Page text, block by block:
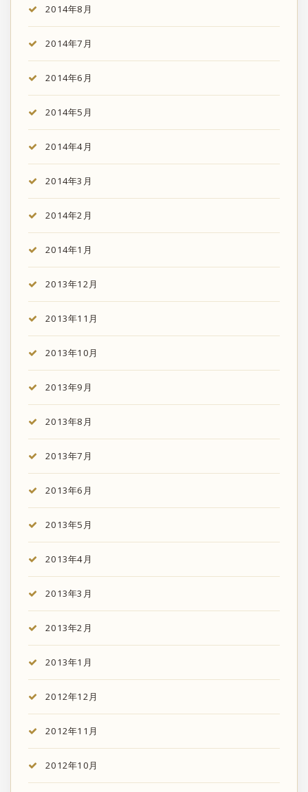
2014年8月
2014年7月
2014年6月
2014年5月
2014年4月
2014年3月
2014年2月
2014年1月
2013年12月
2013年11月
2013年10月
2013年9月
2013年8月
2013年7月
2013年6月
2013年5月
2013年4月
2013年3月
2013年2月
2013年1月
2012年12月
2012年11月
2012年10月